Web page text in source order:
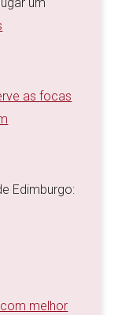
as focas
Edimburgo:
melhor